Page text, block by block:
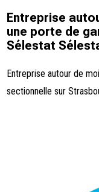
Entreprise
une porte de
Sélestat
Entreprise autour de
sectionnelle sur